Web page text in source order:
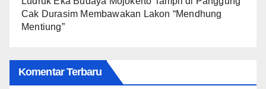
Cak Durasim Membawakan Lakon “Mendhung
Mentiung”
Komentar Terbaru